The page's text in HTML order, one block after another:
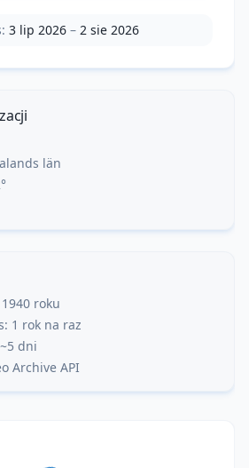
3 lip 2026– 2 sie 2026
län
°
roku
1 rok na raz
dni
Archive API